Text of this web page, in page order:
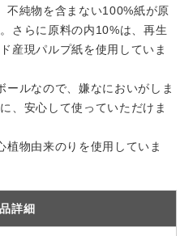
不純物を含まない100%紙が原
さらに原料の内10%は、再生
産現パルプ紙を使用していま
ールなので、嫌なにおいがしま
、安心して使っていただけま
植物由来のりを使用していま
詳細